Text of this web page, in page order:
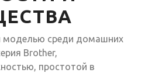
моделью среди домашних
Brother,
простотой в